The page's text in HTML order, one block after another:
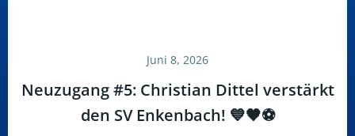
Juni 8, 2026
Neuzugang #5: Christian Dittel verstärkt
den SV Enkenbach! 💙🖤⚽